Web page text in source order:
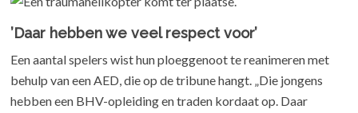
’Daar hebben we veel respect voor’
Een aantal spelers wist hun ploeggenoot te reanimeren met
behulp van een AED, die op de tribune hangt. „Die jongens
hebben een BHV-opleiding en traden kordaat op. Daar